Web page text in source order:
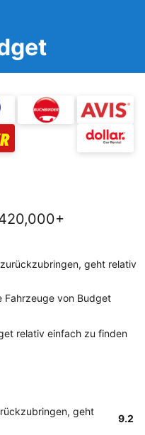
geht relativ
Fahrzeuge von Budget
relativ einfach zu finden
geht
9.2